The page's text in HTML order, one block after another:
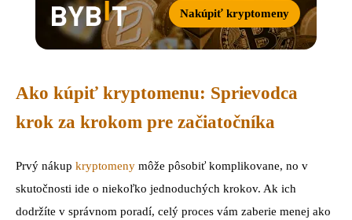
Nakúpiť kryptomeny
Ako kúpiť kryptomenu: Sprievodca
krok za krokom pre začiatočníka
Prvý nákup kryptomeny môže pôsobiť komplikovane, no v
skutočnosti ide o niekoľko jednoduchých krokov. Ak ich
dodržíte v správnom poradí, celý proces vám zaberie menej ako